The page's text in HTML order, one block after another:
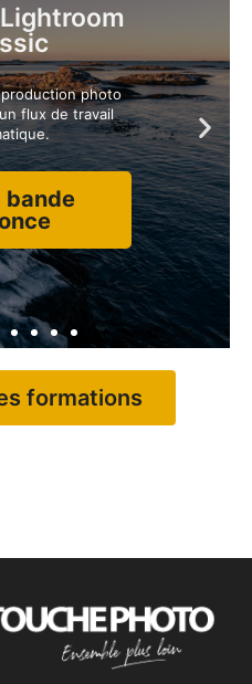
photo
flux de travail
bande
formations